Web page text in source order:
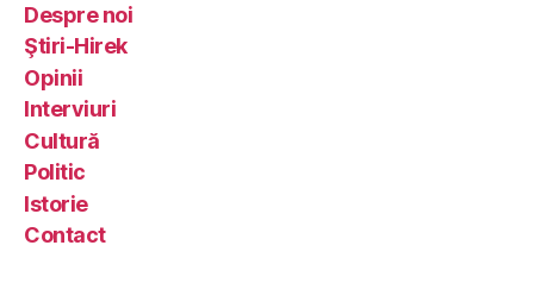
Despre noi
Ştiri-Hirek
Opinii
Interviuri
Cultură
Politic
Istorie
Contact